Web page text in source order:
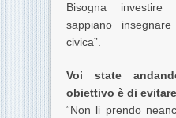
Bisogna
sappiano
civica”.
Voi state
obiettivo è di
“Non li prendo